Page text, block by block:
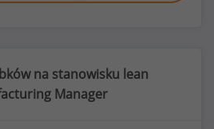
na stanowisku lean
Manager